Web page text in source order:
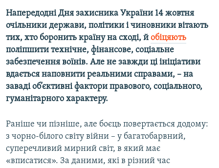
Усі сайти RFE/RL
Напередодні Дня захисника України 14 жовтня
очільники держави, політики і чиновники вітають
тих, хто боронить країну на сході, й обіцяють
поліпшити технічне, фінансове, соціальне
забезпечення воїнів. Але не завжди ці ініціативи
вдається наповнити реальними справами, – на
заваді об’єктивні фактори правового, соціального,
гуманітарного характеру.
Раніше чи пізніше, але боєць повертається додому:
з чорно-білого світу війни – у багатобарвний,
суперечливий мирний світ, в який має
«вписатися». За даними, які в різний час